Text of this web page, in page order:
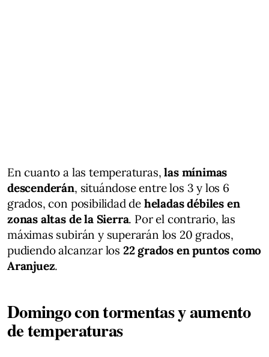
En cuanto a las temperaturas,las mínimas
descenderán, situándose entre los 3 y los 6
grados, con posibilidad de heladas débiles en
zonas altas de la Sierra. Por el contrario, las
máximas subirán y superarán los 20 grados,
pudiendo alcanzar los 22 grados en puntos como
Aranjuez.
Domingo con tormentas y aumento
de temperaturas